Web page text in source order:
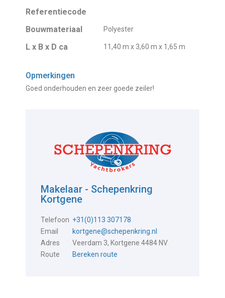
Referentiecode
Bouwmateriaal
Polyester
L x B x D ca 11,40 m x 3,60 m x 1,65 m
Opmerkingen
Goed onderhouden en zeer goede zeiler!
Makelaar - Schepenkring
Kortgene
Telefoon +31(0)113 307178
Email
kortgene@schepenkring.nl
Adres
Veerdam 3, Kortgene 4484 NV
Route
Bereken route